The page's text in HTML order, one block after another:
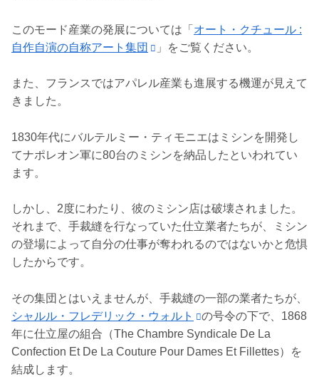
このモード産業の発展については「 オート・クチュール :
自作自演の自称アート集団
」をご覧ください。
また、フランスではアパレル産業も進展する機運が見えて
きました。
1830年代にバルテルミー・ティモニエはミシンを開発し
てナポレオン軍に80台のミシンを納品したといわれてい
ます。
しかし、2度にわたり、彼のミシン店は破壊されました。
それまで、手裁縫を行なっていた仕立業者たちが、ミシン
の登場によって自分の仕事が奪われるのではないかと危惧
したからです。
その集団とはいえませんが、手裁縫の一部の業者たちが、
シャルル・フレデリック・ウォルト
の号令の下で、1868
年に仕立屋の組合（The Chambre Syndicale De La
Confection Et De La Couture Pour Dames Et Fillettes）を
結成します。